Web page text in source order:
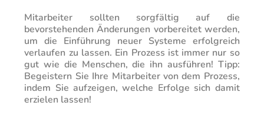
Mitarbeiter sollten sorgfältig auf die
bevorstehenden Änderungen vorbereitet werden,
um die Einführung neuer Systeme erfolgreich
verlaufen zu lassen. Ein Prozess ist immer nur so
gut wie die Menschen, die ihn ausführen! Tipp:
Begeistern Sie Ihre Mitarbeiter von dem Prozess,
indem Sie aufzeigen, welche Erfolge sich damit
erzielen lassen!